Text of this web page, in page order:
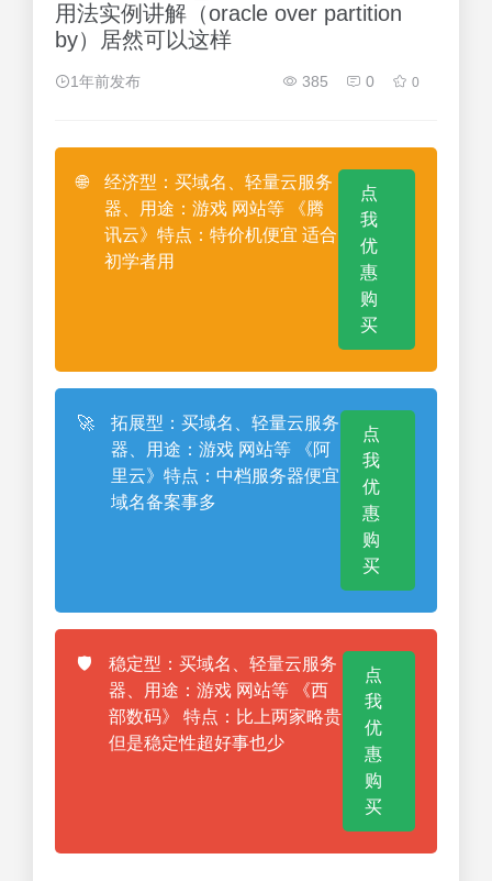
用法实例讲解（oracle over partition
by）居然可以这样
1年前发布 385 0 0
🌐
经济型：买域名、轻量云服务
器、用途：游戏 网站等 《腾
讯云》特点：特价机便宜 适合
初学者用
点
我
优
惠
购
买
🚀
拓展型：买域名、轻量云服务
器、用途：游戏 网站等 《阿
里云》特点：中档服务器便宜
域名备案事多
点
我
优
惠
购
买
🛡️
稳定型：买域名、轻量云服务
器、用途：游戏 网站等 《西
部数码》 特点：比上两家略贵
但是稳定性超好事也少
点
我
优
惠
购
买